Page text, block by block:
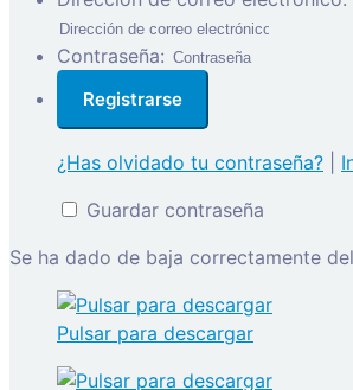
Contraseña:
¿Has olvidado tu contraseña?
Guardar contraseña
Se ha dado de baja correctamente
Pulsar para descargar